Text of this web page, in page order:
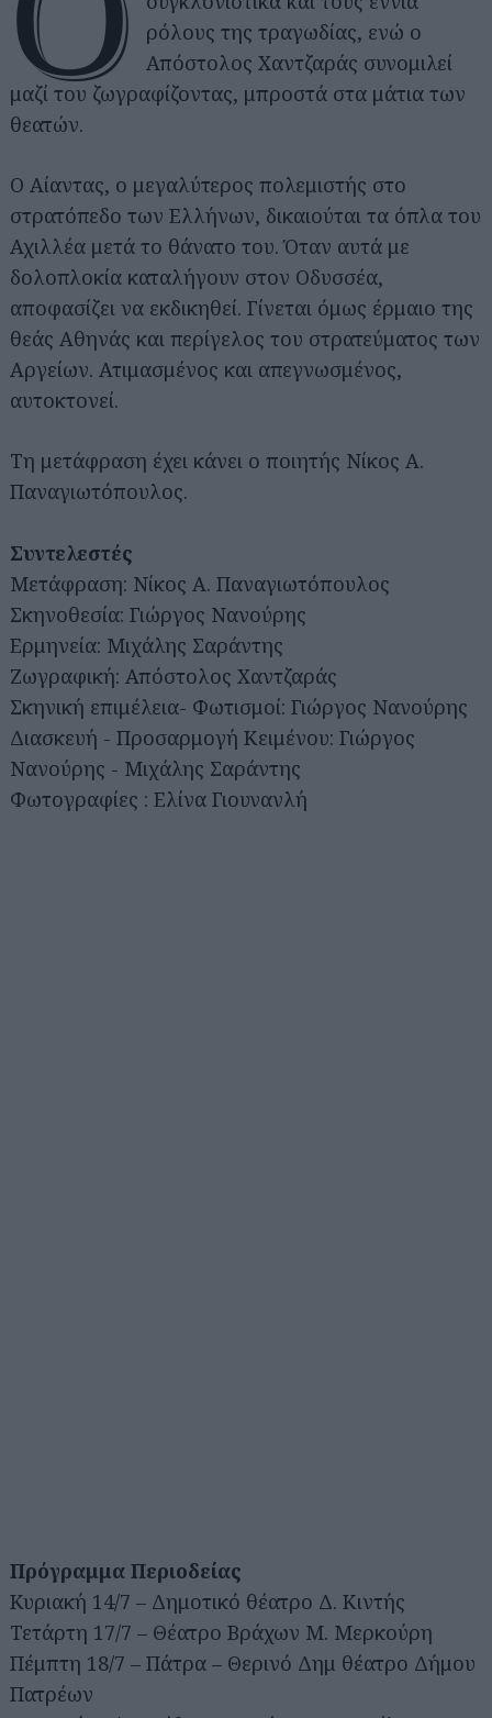
ρόλους της τραγωδίας, ενώ ο
Απόστολος Χαντζαράς συνομιλεί
μαζί του ζωγραφίζοντας, μπροστά στα μάτια των
θεατών.
Ο Αίαντας, ο μεγαλύτερος πολεμιστής στο
στρατόπεδο των Ελλήνων, δικαιούται τα όπλα του
Αχιλλέα μετά το θάνατο του. Όταν αυτά με
δολοπλοκία καταλήγουν στον Οδυσσέα,
αποφασίζει να εκδικηθεί. Γίνεται όμως έρμαιο της
θεάς Αθηνάς και περίγελος του στρατεύματος των
Αργείων. Ατιμασμένος και απεγνωσμένος,
αυτοκτονεί.
Τη μετάφραση έχει κάνει ο ποιητής Νίκος A.
Παναγιωτόπουλος.
Συντελεστές
Μετάφραση: Νίκος A. Παναγιωτόπουλος
Σκηνοθεσία: Γιώργος Νανούρης
Ερμηνεία: Μιχάλης Σαράντης
Ζωγραφική: Απόστολος Χαντζαράς
Σκηνική επιμέλεια- Φωτισμοί: Γιώργος Νανούρης
Διασκευή - Προσαρμογή Κειμένου: Γιώργος
Νανούρης - Μιχάλης Σαράντης
Φωτογραφίες : Ελίνα Γιουνανλή
Πρόγραμμα Περιοδείας
Κυριακή 14/7 – Δημοτικό θέατρο Δ. Κιντής
Τετάρτη 17/7 – Θέατρο Βράχων Μ. Μερκούρη
Πέμπτη 18/7 – Πάτρα – Θερινό Δημ θέατρο Δήμου
Πατρέων